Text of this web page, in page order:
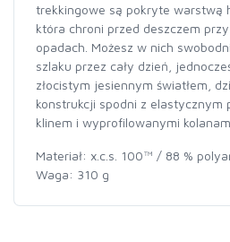
trekkingowe są pokryte warstwą
która chroni przed deszczem
opadach. Możesz w nich
szlaku przez cały dzień,
złocistym jesiennym światłem,
konstrukcji spodni z elastycznym
klinem i wyprofilowanymi
Materiał: x.c.s. 100™ / 88 %
Waga: 310 g